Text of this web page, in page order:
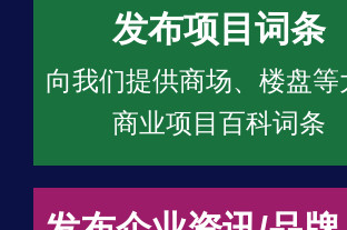
发布项目词条
向我们提供商场、楼盘等
商业项目百科词条